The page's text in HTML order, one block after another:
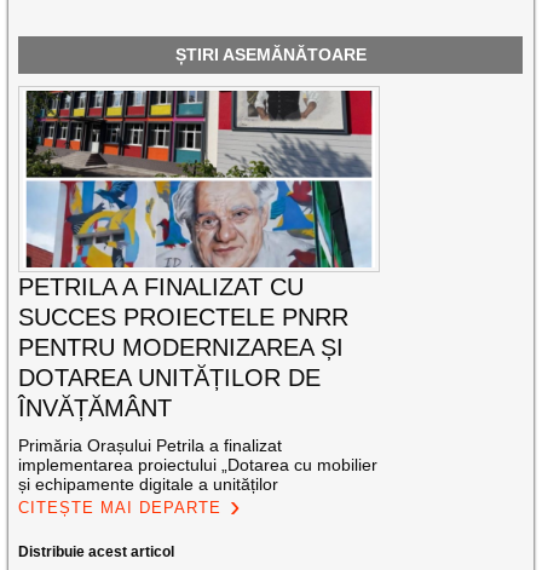
ȘTIRI ASEMĂNĂTOARE
PETRILA A FINALIZAT CU
SUCCES PROIECTELE PNRR
PENTRU MODERNIZAREA ȘI
DOTAREA UNITĂȚILOR DE
ÎNVĂȚĂMÂNT
Primăria Orașului Petrila a finalizat
implementarea proiectului „Dotarea cu mobilier
și echipamente digitale a unităților
CITEȘTE MAI DEPARTE
Distribuie acest articol